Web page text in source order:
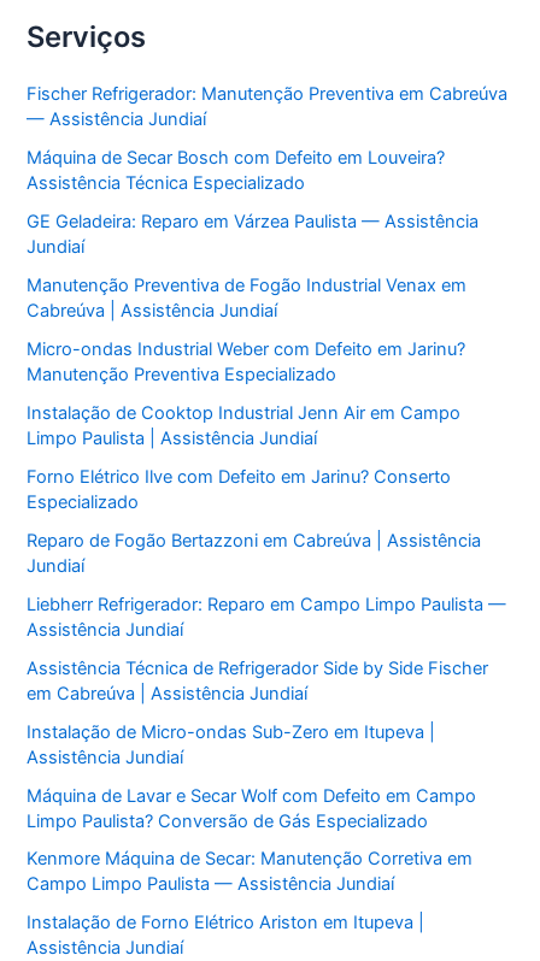
Serviços
Fischer Refrigerador: Manutenção Preventiva em Cabreúva
— Assistência Jundiaí
Máquina de Secar Bosch com Defeito em Louveira?
Assistência Técnica Especializado
GE Geladeira: Reparo em Várzea Paulista — Assistência
Jundiaí
Manutenção Preventiva de Fogão Industrial Venax em
Cabreúva | Assistência Jundiaí
Micro-ondas Industrial Weber com Defeito em Jarinu?
Manutenção Preventiva Especializado
Instalação de Cooktop Industrial Jenn Air em Campo
Limpo Paulista | Assistência Jundiaí
Forno Elétrico Ilve com Defeito em Jarinu? Conserto
Especializado
Reparo de Fogão Bertazzoni em Cabreúva | Assistência
Jundiaí
Liebherr Refrigerador: Reparo em Campo Limpo Paulista —
Assistência Jundiaí
Assistência Técnica de Refrigerador Side by Side Fischer
em Cabreúva | Assistência Jundiaí
Instalação de Micro-ondas Sub-Zero em Itupeva |
Assistência Jundiaí
Máquina de Lavar e Secar Wolf com Defeito em Campo
Limpo Paulista? Conversão de Gás Especializado
Kenmore Máquina de Secar: Manutenção Corretiva em
Campo Limpo Paulista — Assistência Jundiaí
Instalação de Forno Elétrico Ariston em Itupeva |
Assistência Jundiaí